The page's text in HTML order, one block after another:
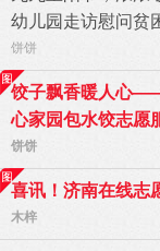
幼儿园走访慰问贫
饼饼
饺子飘香暖人心
心家园包水饺志愿
饼饼
喜讯！济南在线志
木梓